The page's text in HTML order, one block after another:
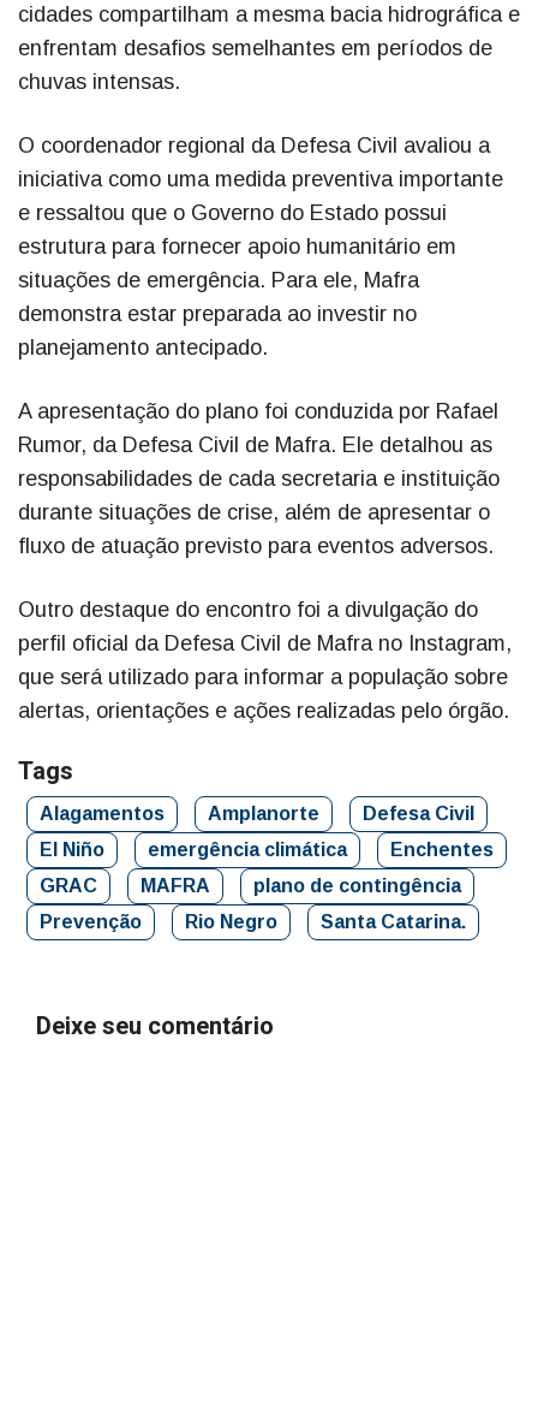
cidades compartilham a mesma bacia hidrográfica e
enfrentam desafios semelhantes em períodos de
chuvas intensas.
O coordenador regional da Defesa Civil avaliou a
iniciativa como uma medida preventiva importante
e ressaltou que o Governo do Estado possui
estrutura para fornecer apoio humanitário em
situações de emergência. Para ele, Mafra
demonstra estar preparada ao investir no
planejamento antecipado.
A apresentação do plano foi conduzida por Rafael
Rumor, da Defesa Civil de Mafra. Ele detalhou as
responsabilidades de cada secretaria e instituição
durante situações de crise, além de apresentar o
fluxo de atuação previsto para eventos adversos.
Outro destaque do encontro foi a divulgação do
perfil oficial da Defesa Civil de Mafra no Instagram,
que será utilizado para informar a população sobre
alertas, orientações e ações realizadas pelo órgão.
Tags
Alagamentos Amplanorte
Defesa Civil
El Niño
emergência climática
Enchentes
GRAC
MAFRA
plano de contingência
Prevenção
Rio Negro Santa Catarina.
Deixe seu comentário